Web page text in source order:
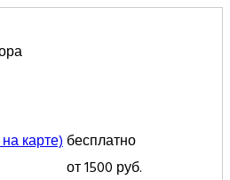
карте)бесплатно
от 1500 руб.